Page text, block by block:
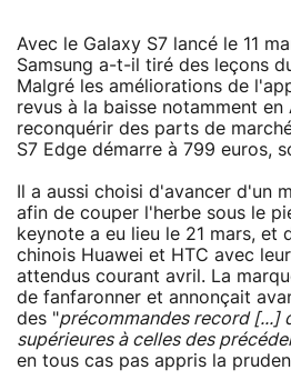
Avec le Galaxy S7 lancé le 11
Samsung a-t-il tiré des leçons
Malgré les améliorations de
revus à la baisse notamment en
reconquérir des parts de
S7 Edge démarre à 799 euros,
Il a aussi choisi d'avancer d'un
afin de couper l'herbe sous le
keynote a eu lieu le 21 mars, et
chinois Huawei et HTC avec
attendus courant avril. La
de fanfaronner et annonçait
des "précommandes record [...]
supérieures à celles des
en tous cas pas appris la